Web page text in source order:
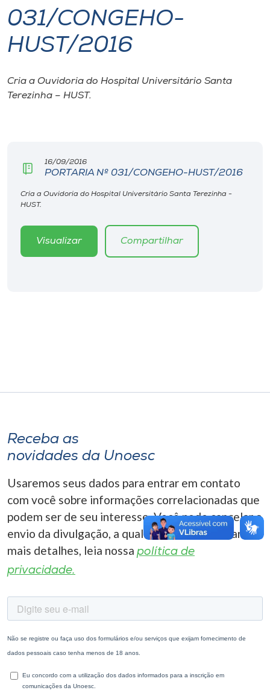
I.nova
Cultura
Biblioteca
Editora
Rádio
o idioma
A-
031/CONGEHO-
HUST/2016
Cria a Ouvidoria do Hospital Universitário Santa
Terezinha – HUST.
16/09/2016
PORTARIA Nº 031/CONGEHO-HUST/2016
Cria a Ouvidoria do Hospital Universitário Santa Terezinha -
HUST.
Visualizar Compartilhar
Receba as
novidades da Unoesc
Usaremos seus dados para entrar em contato
com você sobre informações correlacionadas que
podem ser de seu interesse. Você pode cancelar o
envio da divulgação, a qualquer momento. Para
mais detalhes, leia nossa política de
privacidade.